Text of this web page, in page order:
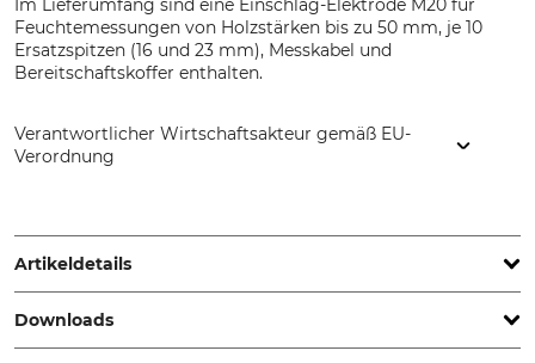
Im Lieferumfang sind eine Einschlag-Elektrode M20 für
Feuchtemessungen von Holzstärken bis zu 50 mm, je 10
Ersatzspitzen (16 und 23 mm), Messkabel und
Bereitschaftskoffer enthalten.
Verantwortlicher Wirtschaftsakteur gemäß EU-
Verordnung
Gerlingen, Germany, www.gann.de
Artikeldetails
Marke
Gann
Bau- und Holzfeuchte-
Downloads